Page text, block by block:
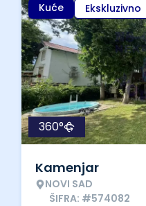
Kuće Ekskluzivno
360°
Kamenjar
NOVI SAD
ŠIFRA: #574082